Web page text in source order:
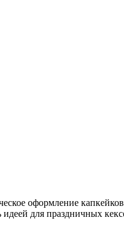
оформление
для праздничных